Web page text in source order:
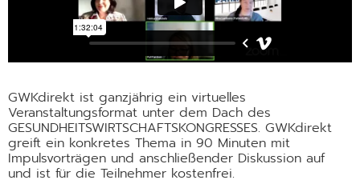
GWKdirekt ist ganzjährig ein virtuelles
Veranstaltungsformat unter dem Dach des
GESUNDHEITSWIRTSCHAFTSKONGRESSES. GWKdirekt
greift ein konkretes Thema in 90 Minuten mit
Impulsvorträgen und anschließender Diskussion auf
und ist für die Teilnehmer kostenfrei.